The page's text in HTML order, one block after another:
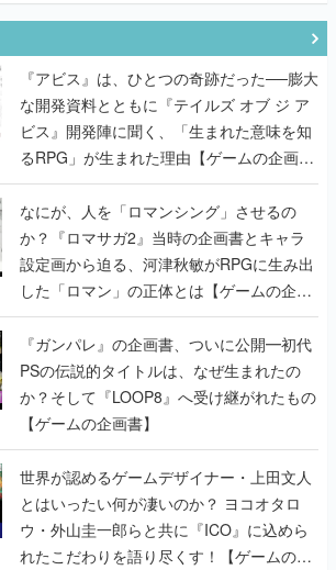
『アビス』は、ひとつの奇跡だった──膨大
な開発資料とともに『テイルズ オブ ジ ア
ビス』開発陣に聞く、「生まれた意味を知
るRPG」が生まれた理由【ゲームの企画
書】
なにが、人を「ロマンシング」させるの
か？『ロマサガ2』当時の企画書とキャラ
設定画から迫る、河津秋敏がRPGに生み出
した「ロマン」の正体とは【ゲームの企画
書】
『ガンパレ』の企画書、ついに公開━初代
PSの伝説的タイトルは、なぜ生まれたの
か？そして『LOOP8』へ受け継がれたもの
【ゲームの企画書】
世界が認めるゲームデザイナー・上田文人
とはいったい何が凄いのか？ ヨコオタロ
ウ・外山圭一郎らと共に『ICO』に込めら
れたこだわりを語り尽くす！【ゲームの企